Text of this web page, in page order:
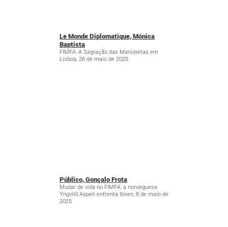
Le Monde Diplomatique, Mónica
Baptista
FIMFA: A Sagração das Marionetas em
Lisboa, 26 de maio de 2025
Público, Gonçalo Frota
Mudar de vida no FIMFA: a norueguesa
Yngvild Aspeli enfrenta Ibsen, 8 de maio de
2025